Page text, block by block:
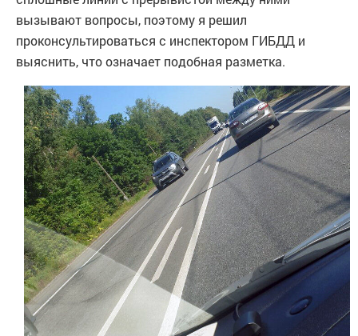
вызывают вопросы, поэтому я решил
проконсультироваться с инспектором ГИБДД и
выяснить, что означает подобная разметка.